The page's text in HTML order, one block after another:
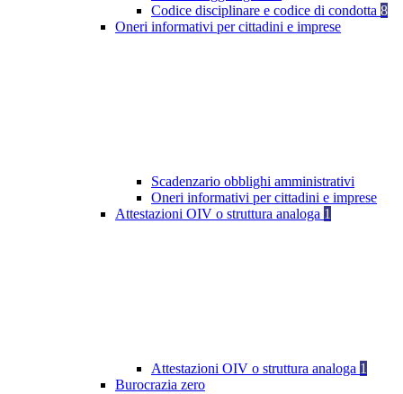
Codice disciplinare e codice di condotta 8
Oneri informativi per cittadini e imprese
Scadenzario obblighi amministrativi
Oneri informativi per cittadini e imprese
Attestazioni OIV o struttura analoga 1
Attestazioni OIV o struttura analoga 1
Burocrazia zero